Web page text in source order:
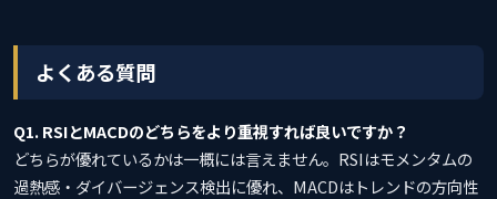
よくある質問
Q1. RSIとMACDのどちらをより重視すれば良いですか？
どちらが優れているかは一概には言えません。RSIはモメンタムの
過熱感・ダイバージェンス検出に優れ、MACDはトレンドの方向性